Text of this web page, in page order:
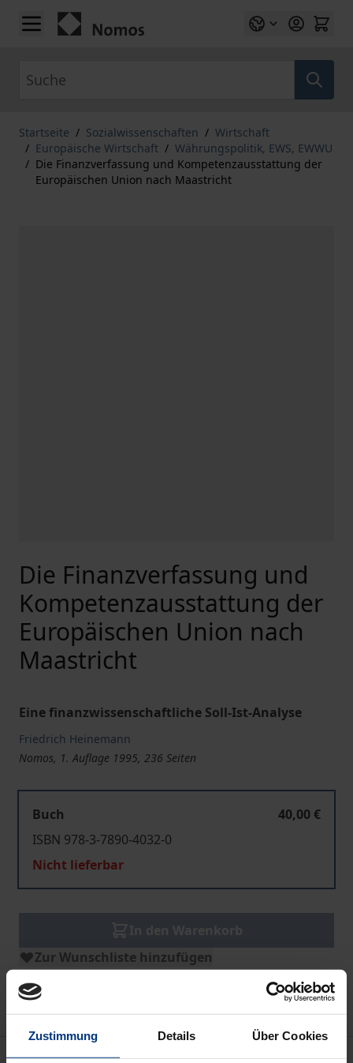
Zustimmung Details Über Cookies
Zum Inhalt springen
Startseite / Sozialwissenschaften / Wirtschaft
/ Europäische Wirtschaft / Währungspolitik, EWS, EWWU
/ Die Finanzverfassung und Kompetenzausstattung der
Europäischen Union nach Maastricht
Die Finanzverfassung und
Kompetenzausstattung der
Europäischen Union nach
Maastricht
Eine finanzwissenschaftliche Soll-Ist-Analyse
Friedrich Heinemann
Nomos, 1. Auflage 1995, 236 Seiten
Buch
40,00 €
ISBN 978-3-7890-4032-0
Nicht lieferbar
Zur Wunschliste hinzufügen
Beschreibung